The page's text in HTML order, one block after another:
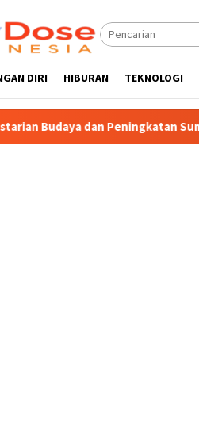
DIRI HIBURAN TEKNOLOGI
Sumber Daya Manusia